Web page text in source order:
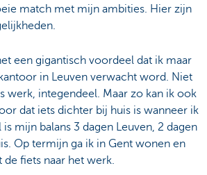
match met mijn ambities. Hier zijn
een gigantisch voordeel dat ik maar
in Leuven verwacht word. Niet
werk, integendeel. Maar zo kan ik ook
dat iets dichter bij huis is wanneer ik
mijn balans 3 dagen Leuven, 2 dagen
Op termijn ga ik in Gent wonen en
de fiets naar het werk.